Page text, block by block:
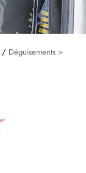
/ Déguisements >